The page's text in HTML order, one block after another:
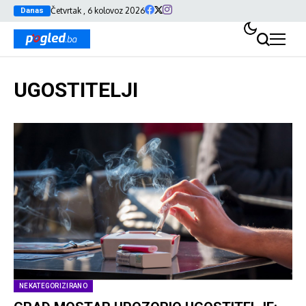
Danas Četvrtak , 6 kolovoz 2026
UGOSTITELJI
NEKATEGORIZIRANO